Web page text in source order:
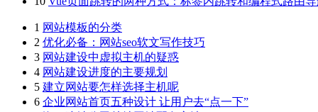
1 网站模板的分类
2 优化必备：网站seo软文写作技巧
3 网站建设中虚拟主机的疑惑
4 网站建设进度的主要规划
5 建立网站要怎样选择主机呢
6 企业网站首页五种设计 让用户去“点一下”